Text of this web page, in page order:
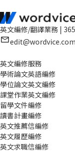
英文編修/翻譯業務 |
英文編修服務
學術論文英語編修
學位論文英文編修
課堂作業英文編修
留學文件編修
讀書計畫編修
英文推薦信編修
英文履歷編修
英文求職信編修